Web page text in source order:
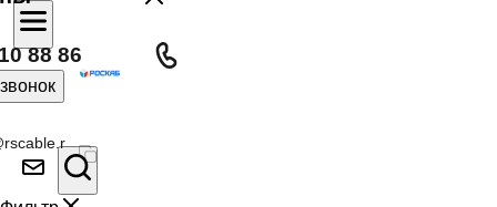
88 86